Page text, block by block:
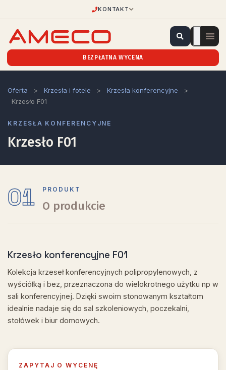
KONTAKT
BEZPŁATNA WYCENA
Oferta > Krzesła i fotele > Krzesła konferencyjne
>
Krzesło F01
KRZESŁA KONFERENCYJNE
Krzesło F01
01 PRODUKT
O produkcie
Krzesło konferencyjne F01
Kolekcja krzeseł konferencyjnych polipropylenowych, z
wyściółką i bez, przeznaczona do wielokrotnego użytku np w
sali konferencyjnej. Dzięki swoim stonowanym kształtom
idealnie nadaje się do sal szkoleniowych, poczekalni,
stołówek i biur domowych.
ZAPYTAJ O WYCENĘ